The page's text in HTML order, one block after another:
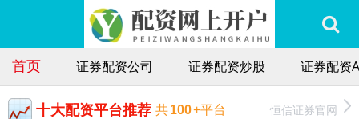
首页 证券配资公司 证券配资炒股 证券配资
十大配资平台推荐 共100+平台 恒信证券官网